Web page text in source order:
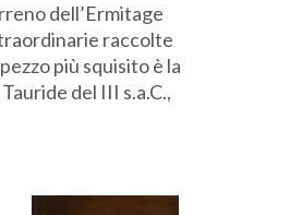
dell’Ermitage
raccolte
più squisito è la
del III s.a.C.,